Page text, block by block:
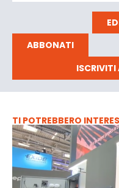
ABBONATI
ISCRIVITI
TI POTREBBERO